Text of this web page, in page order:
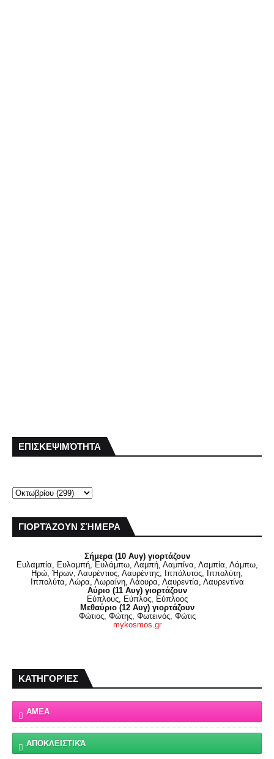
ΕΠΙΣΚΕΨΙΜΌΤΗΤΑ
ΓΙΟΡΤΆΖΟΥΝ ΣΉΜΕΡΑ
Σήμερα (10 Αυγ) γιορτάζουν
Ευλαμπία, Ευλαμπή, Ευλάμπω, Λαμπή, Λαμπίνα, Λαμπία, Λάμπω,
Ηρώ, Ήρων, Λαυρέντιος, Λαυρέντης, Ιππόλυτος, Ιππολύτη,
Ιππολύτα, Λώρα, Λωραίνη, Λάουρα, Λαυρεντία, Λαυρεντίνα
Αύριο (11 Αυγ) γιορτάζουν
Εύπλους, Εύπλος, Εύπλοος
Μεθαύριο (12 Αυγ) γιορτάζουν
Φώτιος, Φώτης, Φωτεινός, Φώτις
mykosmos.gr
ΚΑΤΗΓΟΡΊΕΣ
ΑΜΕΑ
ΑΠΟΚΛΕΙΣΤΙΚΆ